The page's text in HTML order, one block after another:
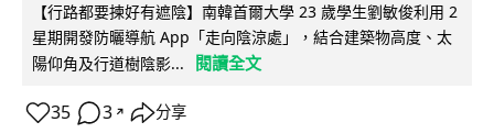
【行路都要揀好有遮陰】南韓首爾大學 23 歲學生劉敏俊利用 2
星期開發防曬導航 App「走向陰涼處」，結合建築物高度、太
陽仰角及行道樹陰影...
閱讀全文
35 3 ↗ 分享